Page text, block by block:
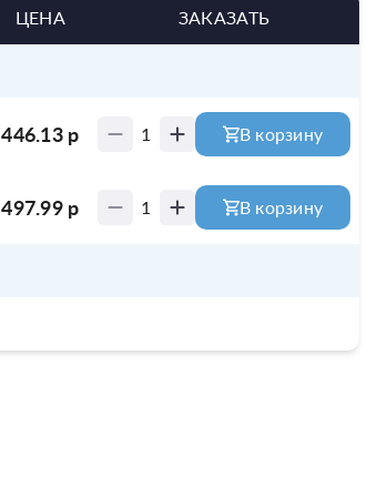
ЦЕНА ЗАКАЗАТЬ
446.13 р 1 В корзину
497.99 р 1 В корзину